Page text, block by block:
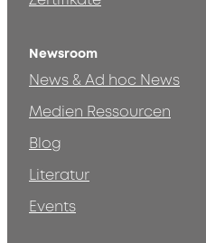
Newsroom
News & Ad hoc News
Medien Ressourcen
Blog
Literatur
Events